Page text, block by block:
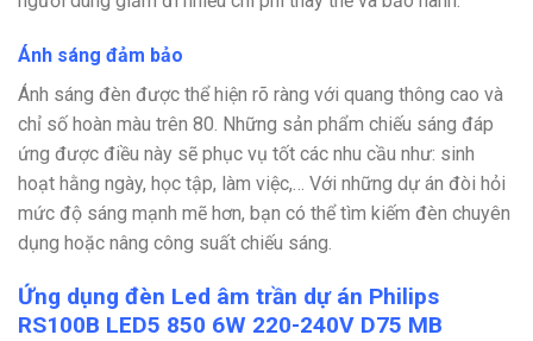
Ánh sáng đảm bảo
Ánh sáng đèn được thể hiện rõ ràng với quang thông cao và
chỉ số hoàn màu trên 80. Những sản phẩm chiếu sáng đáp
ứng được điều này sẽ phục vụ tốt các nhu cầu như: sinh
hoạt hằng ngày, học tập, làm việc,… Với những dự án đòi hỏi
mức độ sáng mạnh mẽ hơn, bạn có thể tìm kiếm đèn chuyên
dụng hoặc nâng công suất chiếu sáng.
Ứng dụng đèn Led âm trần dự án Philips
RS100B LED5 850 6W 220-240V D75 MB